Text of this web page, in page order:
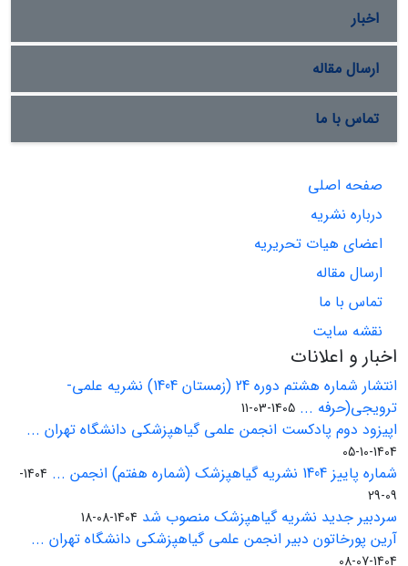
اخبار
ارسال مقاله
تماس با ما
صفحه اصلی
درباره نشریه
اعضای هیات تحریریه
ارسال مقاله
تماس با ما
نقشه سایت
اخبار و اعلانات
انتشار شماره هشتم دوره 24 (زمستان 1404) نشریه علمی-
ترویجی(حرفه ... 1405-03-11
اپیزود دوم پادکست انجمن علمی گیاهپزشکی دانشگاه تهران ...
1404-10-05
شماره پاییز 1404 نشریه گیاهپزشک (شماره هفتم) انجمن ...
1404-
09-29
سردبیر جدید نشریه گیاهپزشک منصوب شد 1404-08-18
آرین پورخاتون دبیر انجمن علمی گیاهپزشکی دانشگاه تهران ...
1404-07-08